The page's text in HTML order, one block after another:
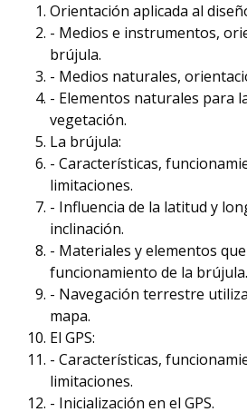
Orientación aplicada al
- Medios e instrumentos,
brújula.
- Medios naturales,
- Elementos naturales para
vegetación.
La brújula:
- Características,
limitaciones.
- Influencia de la latitud y
inclinación.
- Materiales y elementos
funcionamiento de la brújula.
- Navegación terrestre
mapa.
El GPS:
- Características,
limitaciones.
- Inicialización en el GPS.